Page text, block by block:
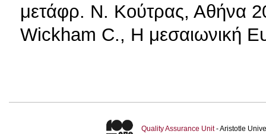
μετάφρ. Ν. Κούτρας, Αθήνα
Wickham C., Η μεσαιωνική
Quality Assurance Unit- Aristotle